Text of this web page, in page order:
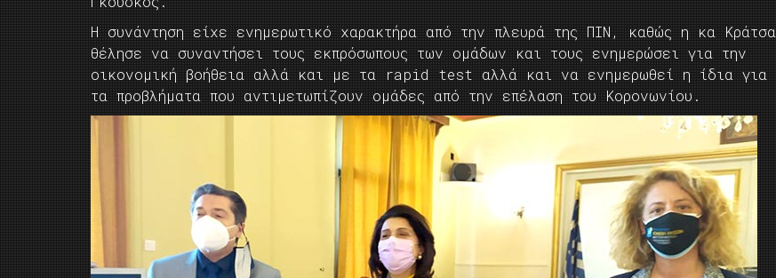
Η συνάντηση είχε ενημερωτικό χαρακτήρα από την πλευρά της ΠΙΝ, καθώς η κα Κράτσα
θέλησε να συναντήσει τους εκπρόσωπους των ομάδων και τους ενημερώσει για την
οικονομική βοήθεια αλλά και με τα rapid test αλλά και να ενημερωθεί η ίδια για
τα προβλήματα που αντιμετωπίζουν ομάδες από την επέλαση του Κορονωνίου.